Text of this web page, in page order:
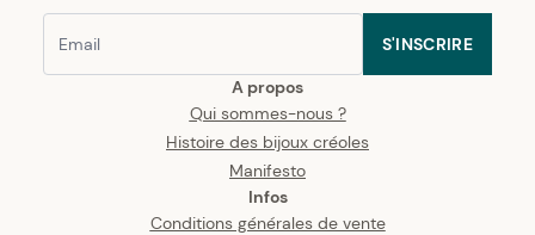
A propos
Qui sommes-nous ?
Histoire des bijoux créoles
Manifesto
Infos
Conditions générales de vente
S'INSCRIRE